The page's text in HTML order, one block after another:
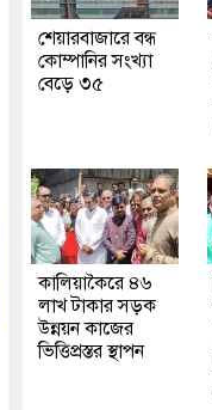
শেয়ারবাজারে বন্ধ
কোম্পানির সংখ্যা
বেড়ে ৩৫
কালিয়াকৈরে ৪৬
লাখ টাকার সড়ক
উন্নয়ন কাজের
ভিত্তিপ্রস্তর স্থাপন